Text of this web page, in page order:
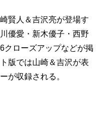
賢人＆吉沢亮が登場す
優愛・新木優子・西野
クローズアップなどが掲
版では山崎＆吉沢が表
が収録される。